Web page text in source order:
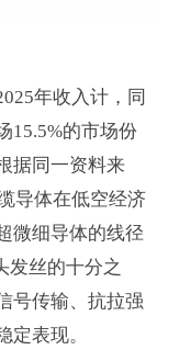
年收入计，同
15.5%的市场份
据同一资料来
导体在低空经济
微细导体的线径
发丝的十分之
号传输、抗拉强
定表现。